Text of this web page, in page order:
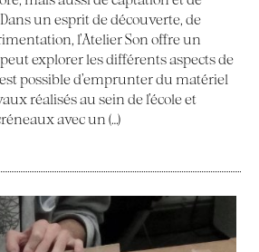
un esprit de découverte, de
l’Atelier Son offre un
explorer les différents aspects de
possible d’emprunter du matériel
réalisés au sein de l’école et
avec un (…)